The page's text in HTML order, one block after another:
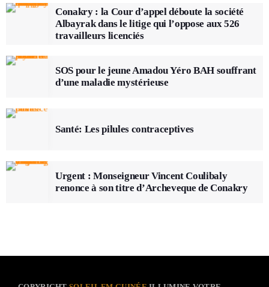
Conakry : la Cour d’appel déboute la société
Albayrak dans le litige qui l’oppose aux 526
travailleurs licenciés
SOS pour le jeune Amadou Yéro BAH souffrant
d’une maladie mystérieuse
Santé: Les pilules contraceptives
Urgent : Monseigneur Vincent Coulibaly
renonce à son titre d’Archeveque de Conakry